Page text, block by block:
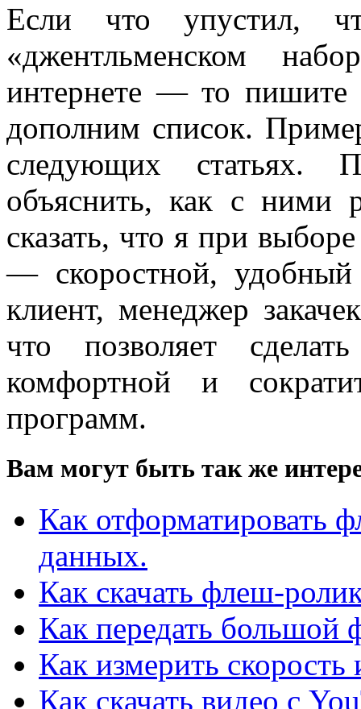
Если что упустил,
«джентльменском
интернете — то пишите
дополним список.
следующих статьях.
объяснить, как с ними
сказать, что я при
— скоростной,
клиент, менеджер
что позволяет
комфортной и
программ.
Вам могут быть так же
Как отформатировать
данных.
Как скачать флеш-
Как передать большой
Как измерить скорость
Как скачать видео с